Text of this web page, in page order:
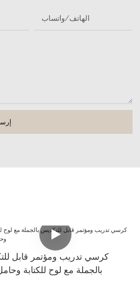
الهاتف/واتساب
كرسي تدريب ومؤتمر قابل
بالجملة مع لوح للكتابة